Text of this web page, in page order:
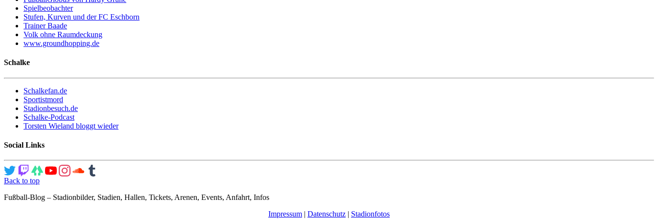
Spielbeobachter
Stufen, Kurven und der FC Eschborn
Trainer Baade
Volk ohne Raumdeckung
www.groundhopping.de
Schalke
Schalkefan.de
Sportistmord
Stadionbesuch.de
Schalke-Podcast
Torsten Wieland bloggt wieder
Social Links
Back to top
Fußball-Blog – Stadionbilder, Stadien, Hallen, Tickets, Arenen, Events, Anfahrt, Infos
Impressum | Datenschutz | Stadionfotos